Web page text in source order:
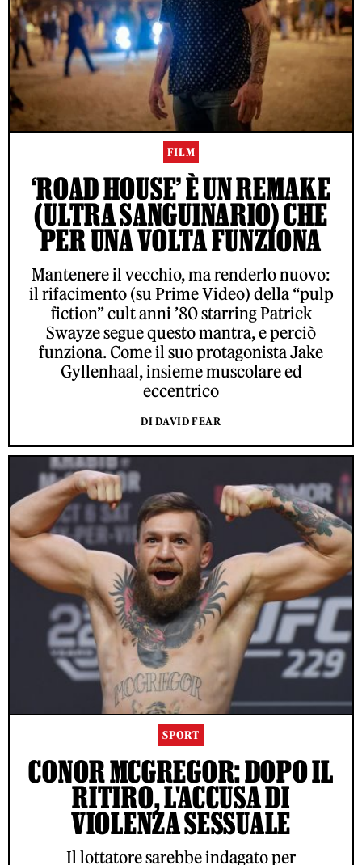
FILM
‘ROAD HOUSE’ È UN REMAKE
(ULTRA SANGUINARIO) CHE
PER UNA VOLTA FUNZIONA
Mantenere il vecchio, ma renderlo nuovo:
il rifacimento (su Prime Video) della “pulp
fiction” cult anni ’80 starring Patrick
Swayze segue questo mantra, e perciò
funziona. Come il suo protagonista Jake
Gyllenhaal, insieme muscolare ed
eccentrico
DI DAVID FEAR
SPORT
CONOR MCGREGOR: DOPO IL
RITIRO, L'ACCUSA DI
VIOLENZA SESSUALE
Il lottatore sarebbe indagato per